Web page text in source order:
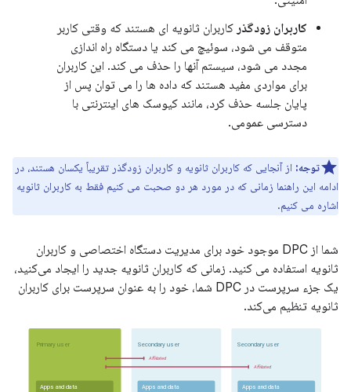
کاربران زودگذر کاربران ثانویه ای هستند که وقتی کاربر
متوقف می شود، سوئیچ می کند یا دستگاه راه اندازی
مجدد می شود، سیستم آنها را حذف می کند. این کاربران
برای مواردی مفید هستند که داده ها را می توان پس از
پایان جلسه حذف کرد، مانند کیوسک های اینترنتی با
دسترسی عمومی.
توجه: از آنجایی که کاربران ثانویه و کاربران زودگذر تقریباً یکسان هستند، در
ادامه این راهنما زمانی که در مورد هر دو صحبت می کنیم فقط به کاربران ثانویه
اشاره می کنیم.
شما از DPC موجود خود برای مدیریت دستگاه اختصاصی و کاربران
ثانویه استفاده می کنید. زمانی که کاربران ثانویه جدید را ایجاد می‌کنید،
یک جزء سرپرست در DPC شما، خود را به عنوان سرپرست برای کاربران
ثانویه تنظیم می‌کند.